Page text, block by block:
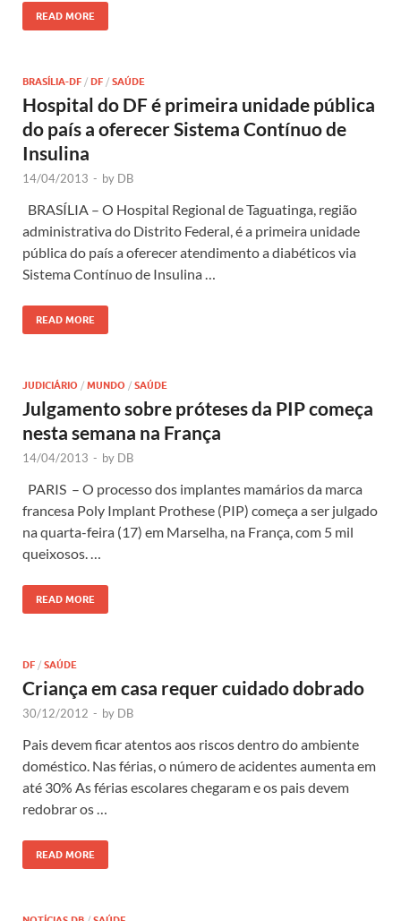
READ MORE
BRASÍLIA-DF / DF / SAÚDE
Hospital do DF é primeira unidade pública
do país a oferecer Sistema Contínuo de
Insulina
14/04/2013 - by DB
BRASÍLIA – O Hospital Regional de Taguatinga, região
administrativa do Distrito Federal, é a primeira unidade
pública do país a oferecer atendimento a diabéticos via
Sistema Contínuo de Insulina …
READ MORE
JUDICIÁRIO / MUNDO / SAÚDE
Julgamento sobre próteses da PIP começa
nesta semana na França
14/04/2013 - by DB
PARIS – O processo dos implantes mamários da marca
francesa Poly Implant Prothese (PIP) começa a ser julgado
na quarta-feira (17) em Marselha, na França, com 5 mil
queixosos. …
READ MORE
DF / SAÚDE
Criança em casa requer cuidado dobrado
30/12/2012 - by DB
Pais devem ficar atentos aos riscos dentro do ambiente
doméstico. Nas férias, o número de acidentes aumenta em
até 30% As férias escolares chegaram e os pais devem
redobrar os …
READ MORE